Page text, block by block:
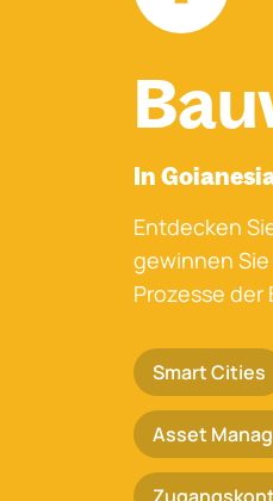
In
Entdecken
gewinnen
Prozesse der
Smart Cities
Asset